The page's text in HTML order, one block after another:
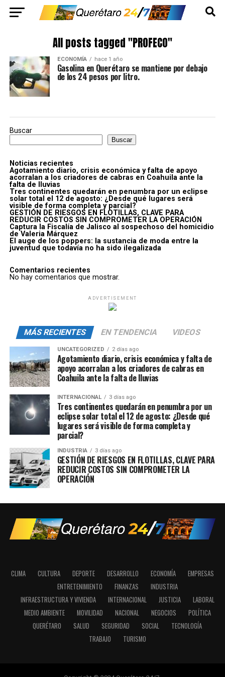
All posts tagged "PROFECO"
ECONOMÍA hace 1 año
Gasolina en Querétaro se mantiene por debajo
de los 24 pesos por litro.
Buscar
Buscar
Noticias recientes
Agotamiento diario, crisis económica y falta de apoyo
acorralan a los criadores de cabras en Coahuila ante la
falta de lluvias
Tres continentes quedarán en penumbra por un eclipse
solar total el 12 de agosto: ¿Desde qué lugares será
visible de forma completa y parcial?
GESTIÓN DE RIESGOS EN FLOTILLAS, CLAVE PARA
REDUCIR COSTOS SIN COMPROMETER LA OPERACIÓN
Captura la Fiscalía de Jalisco al sospechoso del homicidio
de Valeria Márquez
El auge de los poppers: la sustancia de moda entre la
juventud que todavía no ha sido ilegalizada
Comentarios recientes
No hay comentarios que mostrar.
ADVERTISEMENT
MÁS RECIENTES EN TENDENCIA VIDEOS
UNCATEGORIZED 2 días ago
Agotamiento diario, crisis económica y falta de
apoyo acorralan a los criadores de cabras en
Coahuila ante la falta de lluvias
INTERNACIONAL 3 días ago
Tres continentes quedarán en penumbra por un
eclipse solar total el 12 de agosto: ¿Desde qué
lugares será visible de forma completa y
parcial?
INDUSTRIA 3 días ago
GESTIÓN DE RIESGOS EN FLOTILLAS, CLAVE PARA
REDUCIR COSTOS SIN COMPROMETER LA
OPERACIÓN
CLIMA CULTURA DEPORTE DESARROLLO ECONOMÍA
EMPRESAS
ENTRETENIMIENTO
FINANZAS
INDUSTRIA
INFRAESTRUCTURA Y VIVIENDA
INTERNACIONAL JUSTICIA
LABORAL
MEDIO AMBIENTE
MOVILIDAD NACIONAL NEGOCIOS
POLÍTICA
QUERÉTARO
SALUD SEGURIDAD SOCIAL
TECNOLOGÍA
TRABAJO
TURISMO